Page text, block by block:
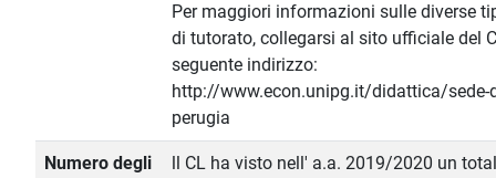
Per maggiori informazioni sulle diverse
di tutorato, collegarsi al sito ufficiale del
seguente indirizzo:
http://www.econ.unipg.it/didattica/sede-
perugia
Numero degli
ll CL ha visto nell' a.a. 2019/2020 un